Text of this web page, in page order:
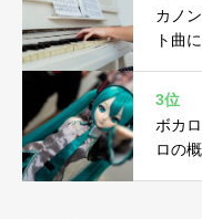
カノ
ト曲
3位
ボカ
ロの